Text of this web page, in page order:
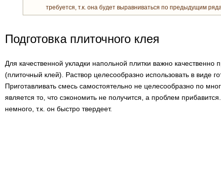
требуется, т.к. она будет выравниваться по предыдущим
Подготовка плиточного клея
Для качественной укладки напольной плитки важно качественно
(плиточный клей). Раствор целесообразно использовать в виде
Приготавливать смесь самостоятельно не целесообразно по
является то, что сэкономить не получится, а проблем
немного, т.к. он быстро твердеет.